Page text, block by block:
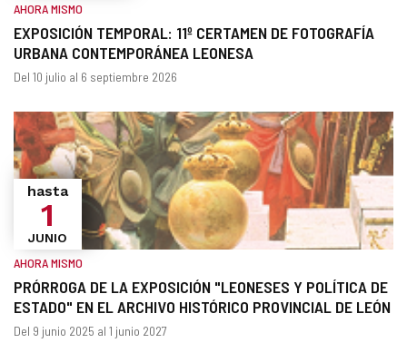
EXPOSICIÓN TEMPORAL: 11º CERTAMEN DE FOTOGRAFÍA
URBANA CONTEMPORÁNEA LEONESA
¿Cuándo?
AHORA MISMO
Fechas
Del 10 julio al 6 septiembre 2026
PRÓRROGA DE LA EXPOSICIÓN "LEONESES Y POLÍTICA DE
ESTADO" EN EL ARCHIVO HISTÓRICO PROVINCIAL DE LEÓN
hasta
1
JUNIO
¿Cuándo?
AHORA MISMO
Fechas
Del 9 junio 2025 al 1 junio 2027